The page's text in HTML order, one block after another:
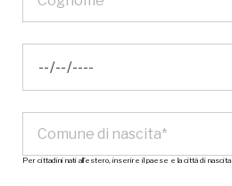
Per cittadini nati all’estero, inserire il paese e la città di nascita